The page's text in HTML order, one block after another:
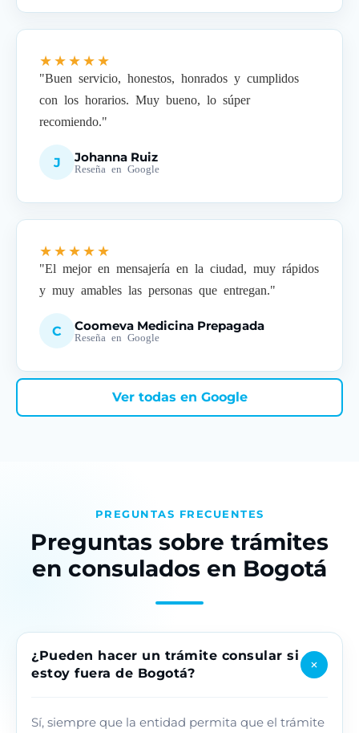
★★★★★
"Buen servicio, honestos, honrados y cumplidos
con los horarios. Muy bueno, lo súper
recomiendo."
J Johanna Ruiz
Reseña en Google
★★★★★
"El mejor en mensajería en la ciudad, muy rápidos
y muy amables las personas que entregan."
C Coomeva Medicina Prepagada
Reseña en Google
Ver todas en Google
PREGUNTAS FRECUENTES
Preguntas sobre trámites
en consulados en Bogotá
¿Pueden hacer un trámite consular si
estoy fuera de Bogotá?
+
Sí, siempre que la entidad permita que el trámite